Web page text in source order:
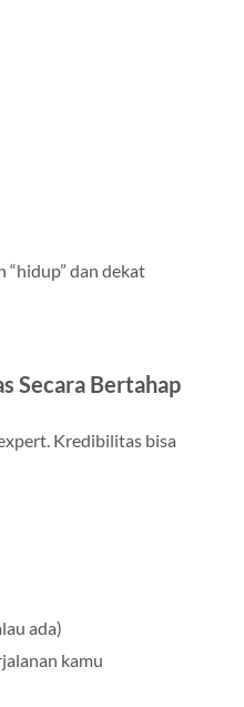
“hidup” dan dekat
Secara Bertahap
Kredibilitas bisa
ada)
kamu